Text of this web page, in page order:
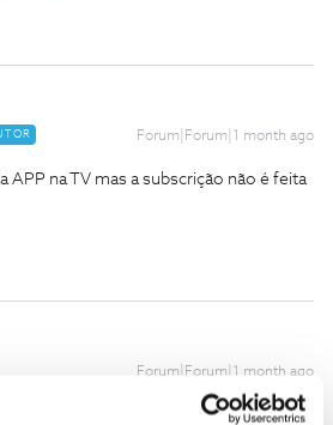
Forum|Forum|1 month ago
APP na TV mas a subscrição não é feita
Forum|Forum|1 month ago
APP na TV mas a subscrição não é feita